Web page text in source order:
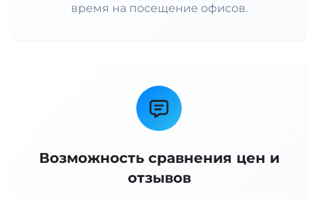
время на посещение офисов.
Возможность сравнения цен и
отзывов